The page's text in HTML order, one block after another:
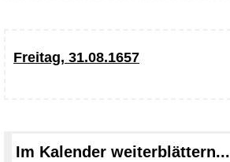
Freitag, 31.08.1657
Im Kalender weiterblättern...